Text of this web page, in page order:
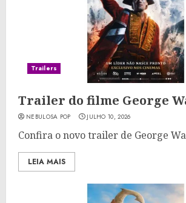
Trailers
Trailer do filme George
NEBULOSA POP JULHO 10, 2026
Confira o novo trailer de George
LEIA MAIS